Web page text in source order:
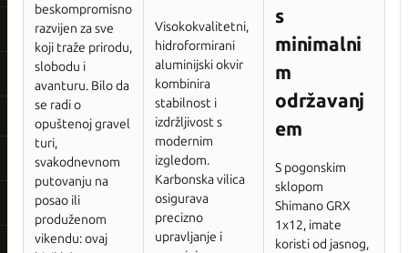
beskompromisno
razvijen za sve
koji traže prirodu,
slobodu i
avanturu. Bilo da
se radi o
opuštenoj gravel
turi,
svakodnevnom
putovanju na
posao ili
produženom
vikendu: ovaj
Visokokvalitetni,
hidroformirani
aluminijski okvir
kombinira
stabilnost i
izdržljivost s
modernim
izgledom.
Karbonska vilica
osigurava
precizno
upravljanje i
s
minimalni
m
održavanj
em
S pogonskim
sklopom
Shimano GRX
1x12, imate
koristi od jasnog,